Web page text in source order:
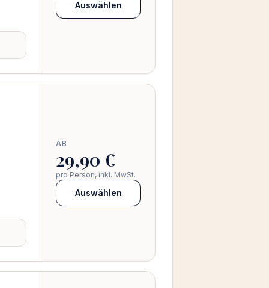
Auswählen
AB
29,90 €
pro Person, inkl. MwSt.
Auswählen